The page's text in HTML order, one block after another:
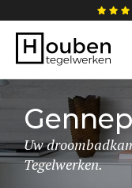
Gennep
Uw
Tegelwerken.